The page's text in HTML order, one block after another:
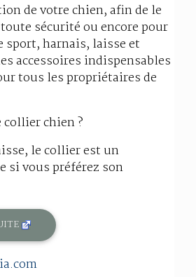
de votre chien, afin de le
sécurité ou encore pour
sport, harnais, laisse et
accessoires indispensables
tous les propriétaires de
chien ?
le collier est un
si vous préférez son